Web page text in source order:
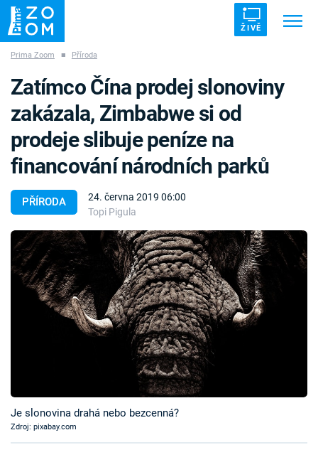
ŽIVĚ
ZÁHADY VETŘELCI DÁVNOVĚKU
Témata
Témata
Pořady
TV Program
Přihlášení
Prima Zoom ■ Příroda
PŘÍRODA
24. června 2019 06:00
Topi Pigula
Zatímco Čína prodej slonoviny
zakázala, Zimbabwe si od
prodeje slibuje peníze na
financování národních parků
Je slonovina drahá nebo bezcenná?
Zdroj: pixabay.com